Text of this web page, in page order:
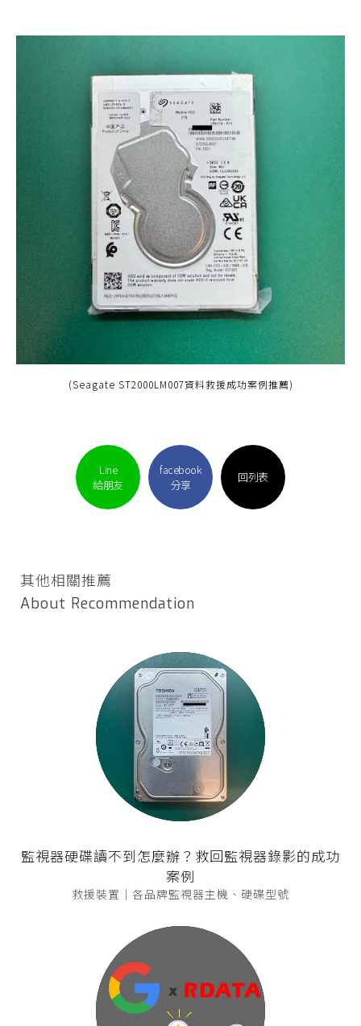
(Seagate ST2000LM007資料救援成功案例推薦)
Line
給朋友
facebook
分享
回列表
其他相關推薦
About Recommendation
監視器硬碟讀不到怎麼辦？救回監視器錄影的成功
案例
救援裝置｜各品牌監視器主機、硬碟型號